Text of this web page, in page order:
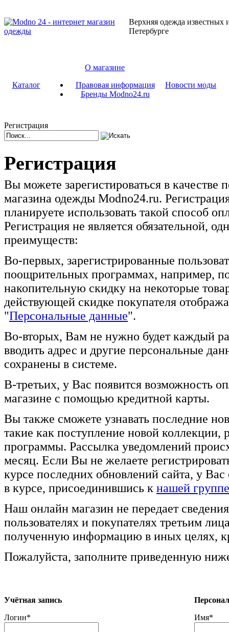
Верхняя одежда известных
Петербурге
Каталог
О магазине
Правовая информация
Бренды Modno24.ru
Новости моды
Регистрация
Регистрация
Вы можете зарегистироваться в качестве
магазина одежды Modno24.ru.
планируете использовать такой способ
Регистрация не является обязательной,
преимуществ:
Во-первых, зарегистрированные
поощрительных программах, например,
накопительную скидку на некоторые
действующей скидке покупателя
"Персональные данные".
Во-вторых, Вам не нужно будет каждый
вводить адрес и другие персональные
сохранены в системе.
В-третьих, у Вас появится возможность
магазине с помощью кредитной карты.
Вы также сможете узнавать последние
такие как поступление новой коллекции,
программы. Рассылка уведомлений
месяц. Если Вы не желаете
курсе последних обновлений сайта, у Вас
в курсе, присоединившись к нашей
Наш онлайн магазин не передает
пользователях и покупателях третьим
полученную информацию в иных целях,
Пожалуйста, заполните приведенную
Учётная запись
Логин* Имя*